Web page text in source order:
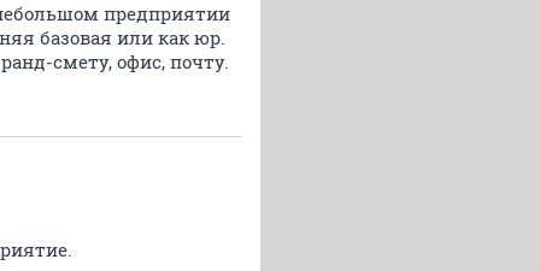
предприятии
базовая или как юр.
смету, офис, почту.